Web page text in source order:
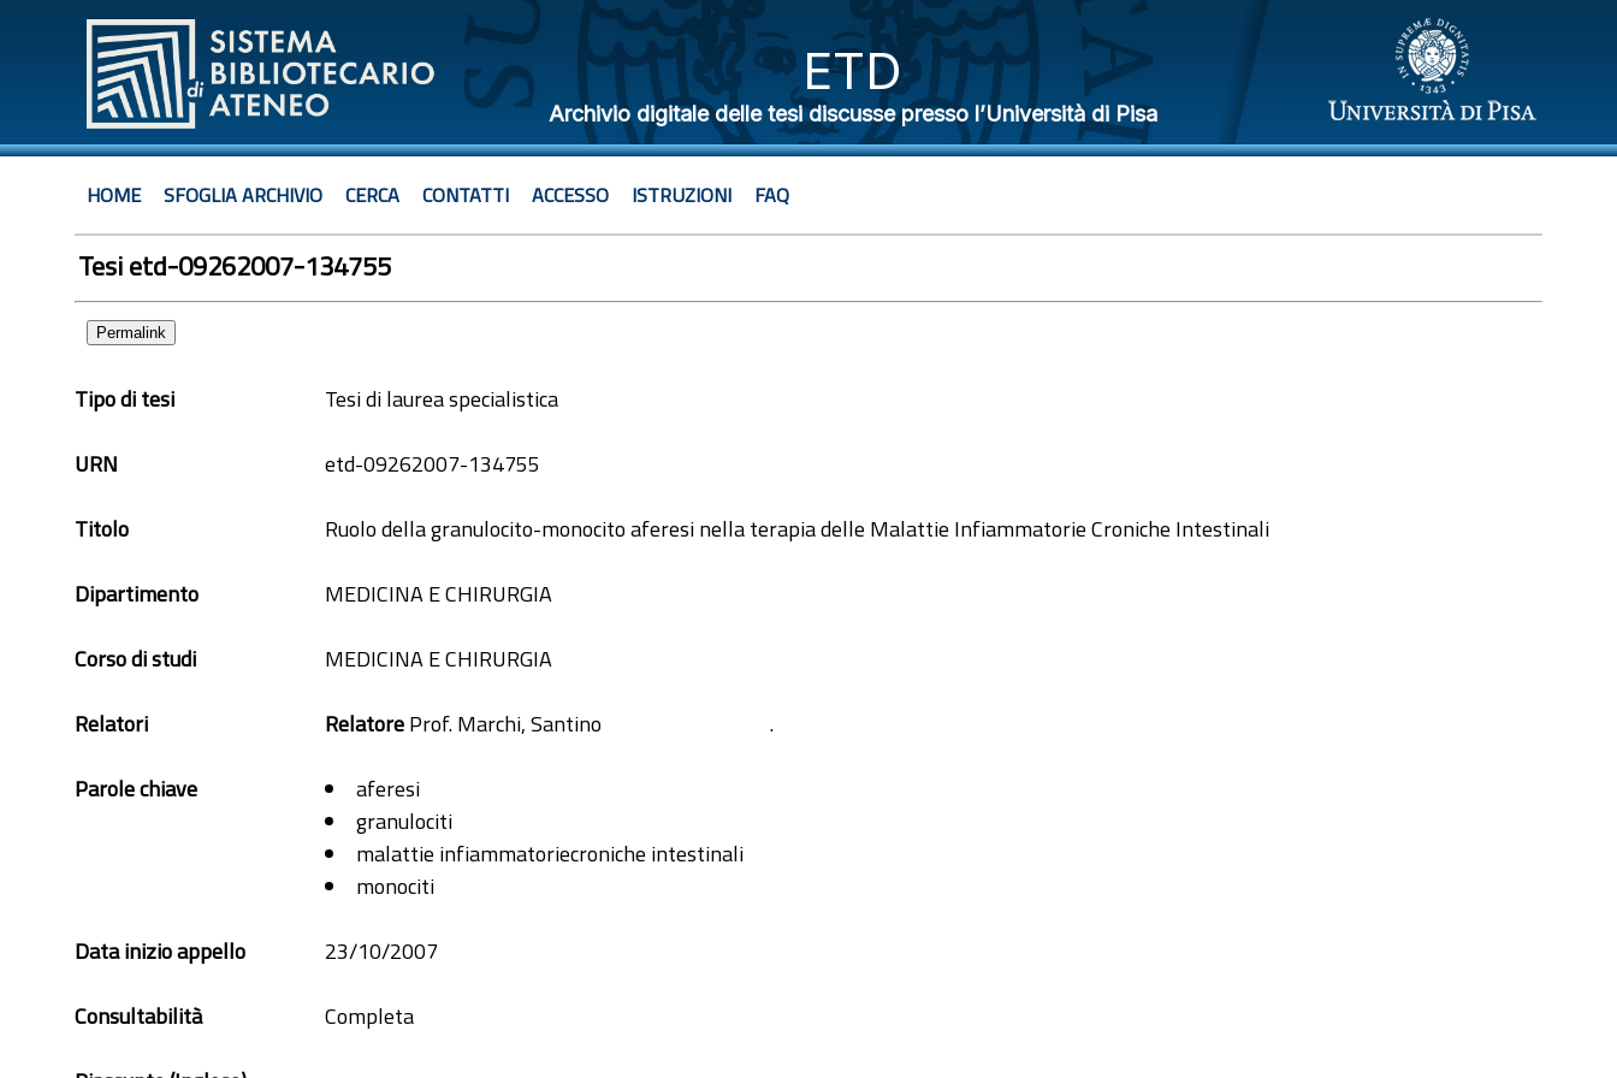
ETD
Archivio digitale delle tesi discusse presso l’Università di Pisa
HOME SFOGLIA ARCHIVIO CERCA CONTATTI ACCESSO ISTRUZIONI FAQ
Tesi etd-09262007-134755
Permalink
Tipo di tesi
Tesi di laurea specialistica
URN
etd-09262007-134755
Titolo
Ruolo della granulocito-monocito aferesi nella terapia delle Malattie Infiammatorie Croniche Intestinali
Dipartimento
MEDICINA E CHIRURGIA
Corso di studi
MEDICINA E CHIRURGIA
Relatori
.
RelatoreProf. Marchi, Santino
Parole chiave
aferesi
granulociti
malattie infiammatoriecroniche intestinali
monociti
Data inizio appello
23/10/2007
Consultabilità
Completa